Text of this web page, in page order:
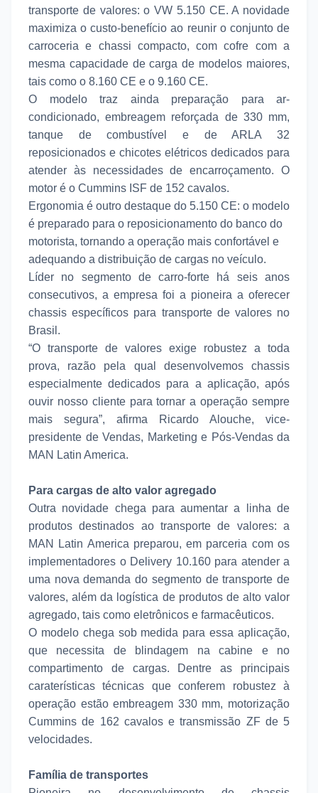
transporte de valores: o VW 5.150 CE. A novidade
maximiza o custo-benefício ao reunir o conjunto de
carroceria e chassi compacto, com cofre com a
mesma capacidade de carga de modelos maiores,
tais como o 8.160 CE e o 9.160 CE.
O modelo traz ainda preparação para ar-
condicionado, embreagem reforçada de 330 mm,
tanque de combustível e de ARLA 32
reposicionados e chicotes elétricos dedicados para
atender às necessidades de encarroçamento. O
motor é o Cummins ISF de 152 cavalos.
Ergonomia é outro destaque do 5.150 CE: o modelo
é preparado para o reposicionamento do banco do
motorista, tornando a operação mais confortável e
adequando a distribuição de cargas no veículo.
Líder no segmento de carro-forte há seis anos
consecutivos, a empresa foi a pioneira a oferecer
chassis específicos para transporte de valores no
Brasil.
“O transporte de valores exige robustez a toda
prova, razão pela qual desenvolvemos chassis
especialmente dedicados para a aplicação, após
ouvir nosso cliente para tornar a operação sempre
mais segura”, afirma Ricardo Alouche, vice-
presidente de Vendas, Marketing e Pós-Vendas da
MAN Latin America.
Para cargas de alto valor agregado
Outra novidade chega para aumentar a linha de
produtos destinados ao transporte de valores: a
MAN Latin America preparou, em parceria com os
implementadores o Delivery 10.160 para atender a
uma nova demanda do segmento de transporte de
valores, além da logística de produtos de alto valor
agregado, tais como eletrônicos e farmacêuticos.
O modelo chega sob medida para essa aplicação,
que necessita de blindagem na cabine e no
compartimento de cargas. Dentre as principais
caraterísticas técnicas que conferem robustez à
operação estão embreagem 330 mm, motorização
Cummins de 162 cavalos e transmissão ZF de 5
velocidades.
Família de transportes